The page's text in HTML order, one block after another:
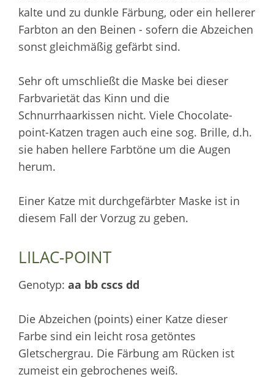
kalte und zu dunkle Färbung, oder ein hellerer
Farbton an den Beinen - sofern die Abzeichen
sonst gleichmäßig gefärbt sind.
Sehr oft umschließt die Maske bei dieser
Farbvarietät das Kinn und die
Schnurrhaarkissen nicht. Viele Chocolate-
point-Katzen tragen auch eine sog. Brille, d.h.
sie haben hellere Farbtöne um die Augen
herum.
Einer Katze mit durchgefärbter Maske ist in
diesem Fall der Vorzug zu geben.
LILAC-POINT
Genotyp: aa bb cscs dd
Die Abzeichen (points) einer Katze dieser
Farbe sind ein leicht rosa getöntes
Gletschergrau. Die Färbung am Rücken ist
zumeist ein gebrochenes weiß.